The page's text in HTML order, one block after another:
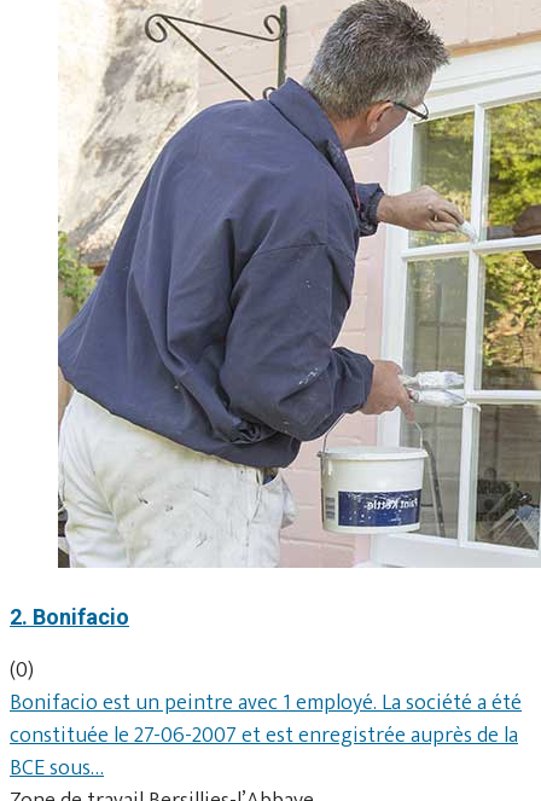
2. Bonifacio
(0)
Bonifacio est un peintre avec 1 employé. La société a été
constituée le 27-06-2007 et est enregistrée auprès de la
BCE sous…